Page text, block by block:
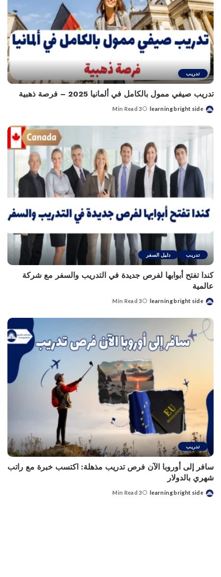
تدريب
تدريب صيفي ممول بالكامل في ألمانيا 2025 – فرصة ذهبية
Posted
learning bright side
3 Min Read
تدريب دليل السفر
كندا تفتح أبوابها لفرص جديدة في التدريب والسفر مع شركة
عالمية
Posted
learning bright side
3 Min Read
تدريب
سافر إلى أوروبا الآن فرص تدريب مذهلة: اكتسب خبرة مع راتب
شهري بالدولار
Posted
learning bright side
3 Min Read